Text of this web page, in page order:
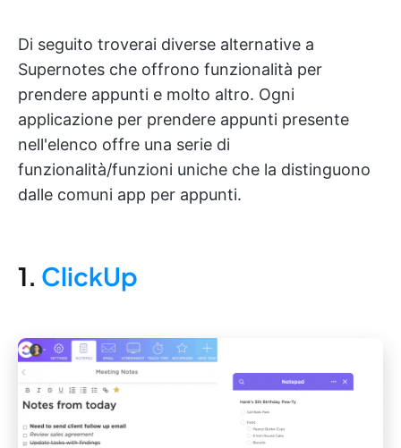
Di seguito troverai diverse alternative a
Supernotes che offrono funzionalità per
prendere appunti e molto altro. Ogni
applicazione per prendere appunti presente
nell'elenco offre una serie di
funzionalità/funzioni uniche che la distinguono
dalle comuni app per appunti.
1. ClickUp